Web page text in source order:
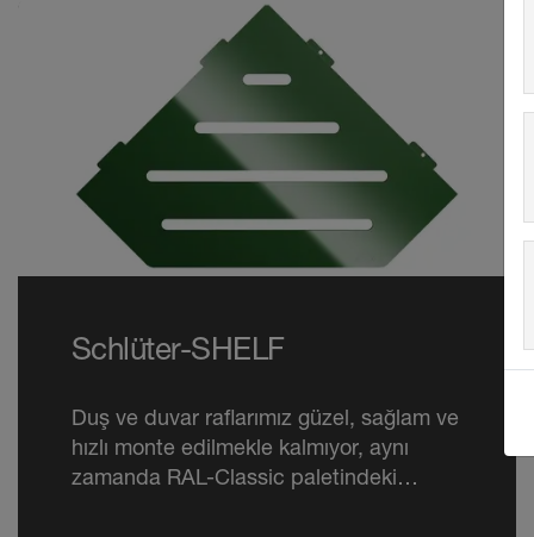
Schlüter-SHELF
Duş ve duvar raflarımız güzel, sağlam ve
hızlı monte edilmekle kalmıyor, aynı
zamanda RAL-Classic paletindeki